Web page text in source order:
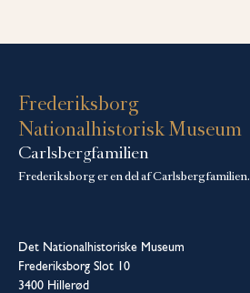
Frederiksborg
Nationalhistorisk Museum
Carlsbergfamilien
Frederiksborg er en del af Carlsbergfamilien.
Det Nationalhistoriske Museum
Frederiksborg Slot 10
3400 Hillerød